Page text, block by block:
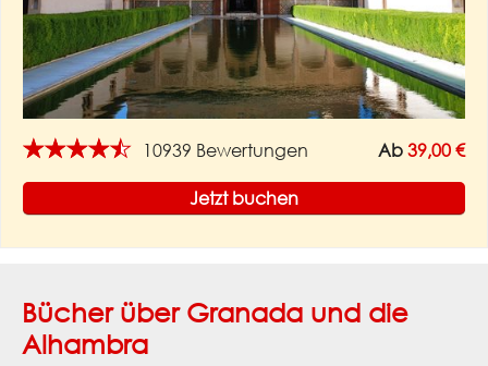
★★★★★ 10939 Bewertungen Ab 39,00 €
Jetzt buchen
Bücher über Granada und die
Alhambra